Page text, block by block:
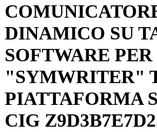
DINAMICO SU
SOFTWARE
"SYMWRITER"
PIATTAFORMA
CIG